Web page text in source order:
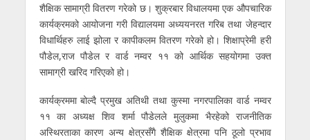
शैक्षिक सामाग्री वितरण गरेको छ। शुक्रबार विधालयमा एक औपचारिक
कार्यक्रमको आयोजना गरी विद्यालयमा अध्ययनरत गरिब तथा जेहन्दार
विधार्थिहरु लाई झोला र कापीकलम वितरण गरेको हो। शिक्षाप्रेमी हरी
पौडेल,राज पौडेल र वार्ड नम्वर ११ को आर्थिक सहयोगमा उक्त
सामाग्री खरिद गरिएको हो।
कार्यक्रममा बोल्दै प्रमुख अतिथी तथा कुस्मा नगरपालिका वार्ड नम्वर
११ का अध्यक्ष शिव शर्मा पौडेलले मुलुकमा भैरहेको राजनीतिक
अस्थिरताका कारण अन्य क्षेत्रसँगै शैक्षिक क्षेत्रमा पनि ठूलो प्रभाव